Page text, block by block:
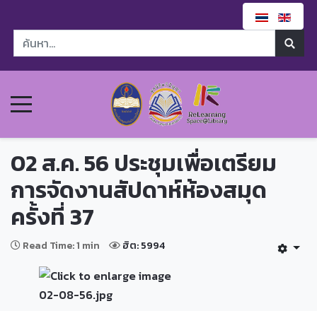
02 ส.ค. 56 ประชุมเพื่อเตรียม
การจัดงานสัปดาห์ห้องสมุด
ครั้งที่ 37
Read Time: 1 min ฮิต: 5994